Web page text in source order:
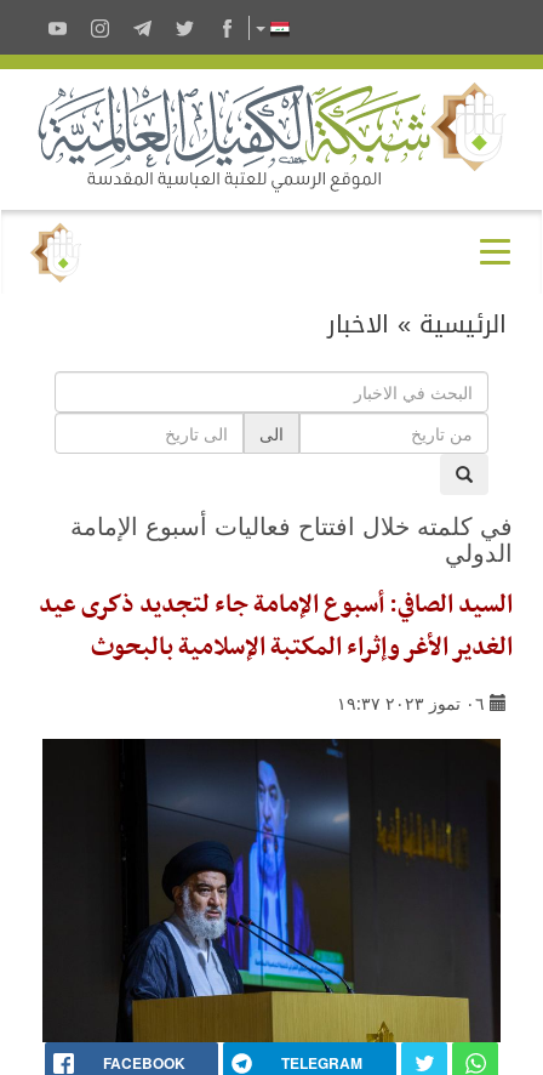
الرئيسية » الاخبار
الى
في كلمته خلال افتتاح فعاليات أسبوع الإمامة
الدولي
السيد الصافي: أسبوع الإمامة جاء لتجديد ذكرى عيد
الغدير الأغر وإثراء المكتبة الإسلامية بالبحوث
٠٦ تموز ٢٠٢٣ ١٩:٣٧
FACEBOOK TELEGRAM